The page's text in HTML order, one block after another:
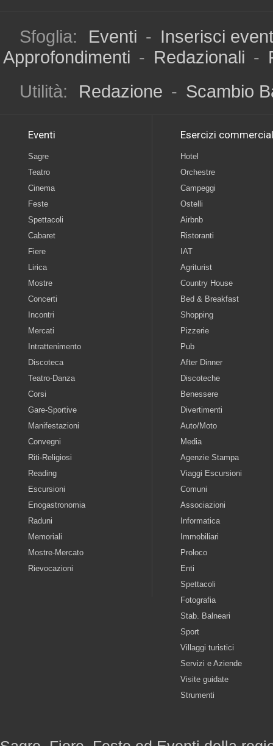
Sfoglia: Eventi - Inserisci
Approfondimenti - Redazionali -
Utilità:
Redazione - Scambio
Eventi
Sagre
Teatro
Cinema
Feste
Spettacoli
Cabaret
Fiere
Lirica
Mostre
Concerti
Incontri
Mercati
Intrattenimento
Discoteca
Teatro-Danza
Corsi
Gare-Sportive
Manifestazioni
Convegni
Riti-Religiosi
Reading
Escursioni
Enogastronomia
Raduni
Memoriali
Mostre-Mercato
Rievocazioni
Esercizi
Hotel
Orchestre
Campeggi
Ostelli
Airbnb
Ristoranti
IAT
Agriturist
Country House
Bed & Breakfast
Shopping
Pizzerie
Pub
After Dinner
Discoteche
Benessere
Divertimenti
Auto/Moto
Media
Agenzie Stampa
Viaggi Escursioni
Comuni
Associazioni
Informatica
Immobiliari
Proloco
Enti
Spettacoli
Fotografia
Stab. Balneari
Sport
Villaggi turistici
Servizi e Aziende
Visite guidate
Strumenti